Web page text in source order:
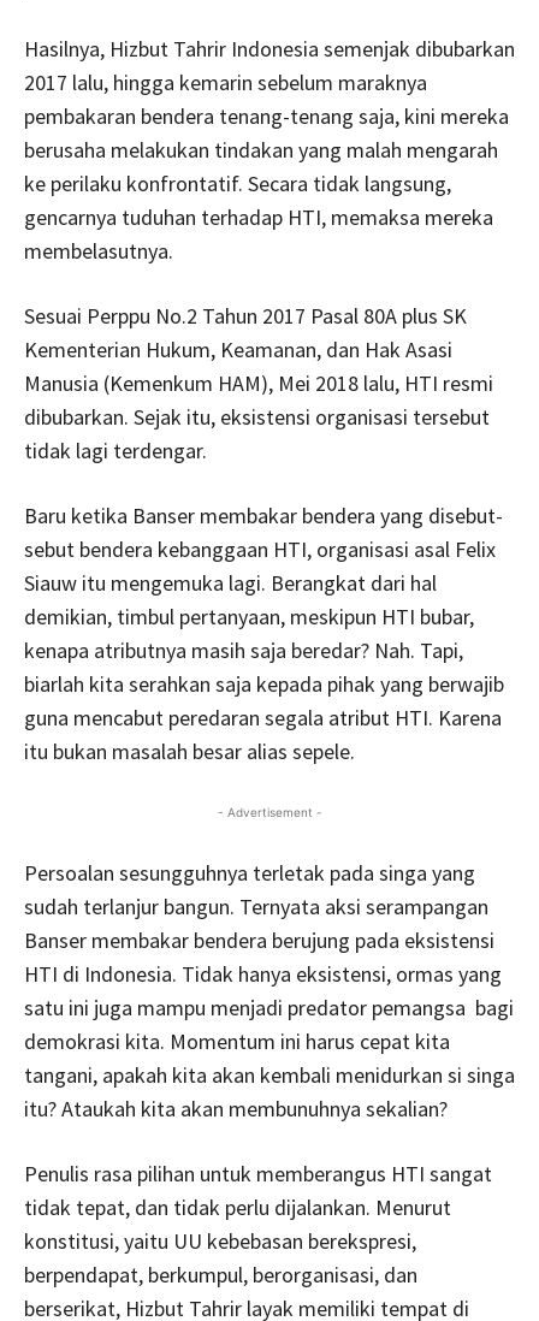
Hasilnya, Hizbut Tahrir Indonesia semenjak dibubarkan
2017 lalu, hingga kemarin sebelum maraknya
pembakaran bendera tenang-tenang saja, kini mereka
berusaha melakukan tindakan yang malah mengarah
ke perilaku konfrontatif. Secara tidak langsung,
gencarnya tuduhan terhadap HTI, memaksa mereka
membelasutnya.
Sesuai Perppu No.2 Tahun 2017 Pasal 80A plus SK
Kementerian Hukum, Keamanan, dan Hak Asasi
Manusia (Kemenkum HAM), Mei 2018 lalu, HTI resmi
dibubarkan. Sejak itu, eksistensi organisasi tersebut
tidak lagi terdengar.
Baru ketika Banser membakar bendera yang disebut-
sebut bendera kebanggaan HTI, organisasi asal Felix
Siauw itu mengemuka lagi. Berangkat dari hal
demikian, timbul pertanyaan, meskipun HTI bubar,
kenapa atributnya masih saja beredar? Nah. Tapi,
biarlah kita serahkan saja kepada pihak yang berwajib
guna mencabut peredaran segala atribut HTI. Karena
itu bukan masalah besar alias sepele.
- Advertisement -
Persoalan sesungguhnya terletak pada singa yang
sudah terlanjur bangun. Ternyata aksi serampangan
Banser membakar bendera berujung pada eksistensi
HTI di Indonesia. Tidak hanya eksistensi, ormas yang
satu ini juga mampu menjadi predator pemangsa bagi
demokrasi kita. Momentum ini harus cepat kita
tangani, apakah kita akan kembali menidurkan si singa
itu? Ataukah kita akan membunuhnya sekalian?
Penulis rasa pilihan untuk memberangus HTI sangat
tidak tepat, dan tidak perlu dijalankan. Menurut
konstitusi, yaitu UU kebebasan berekspresi,
berpendapat, berkumpul, berorganisasi, dan
berserikat, Hizbut Tahrir layak memiliki tempat di